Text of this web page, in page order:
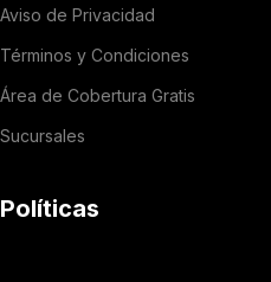
Aviso de Privacidad
Términos y Condiciones
Área de Cobertura Gratis
Sucursales
Políticas